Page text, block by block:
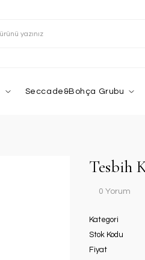
Seccade&Bohça Grubu
Tesbih
0 Yorum
Kategori
Stok Kodu
Fiyat